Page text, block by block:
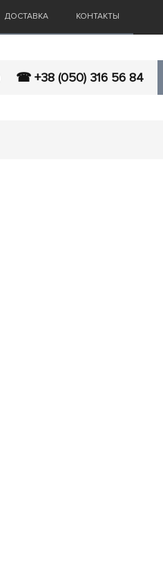
ДОСТАВКА КОНТАКТЫ
☎ +38 (050) 316 56 84